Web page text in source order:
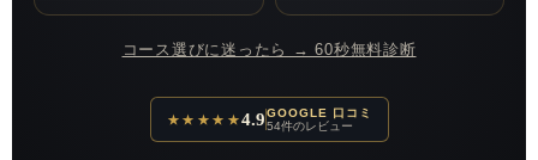
コース選びに迷ったら → 60秒無料診断
★★★★★4.9GOOGLE 口コミ
54件のレビュー